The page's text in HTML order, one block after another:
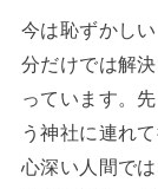
今は恥ずかし
分だけでは解
っています。
う神社に連れ
心深い人間で